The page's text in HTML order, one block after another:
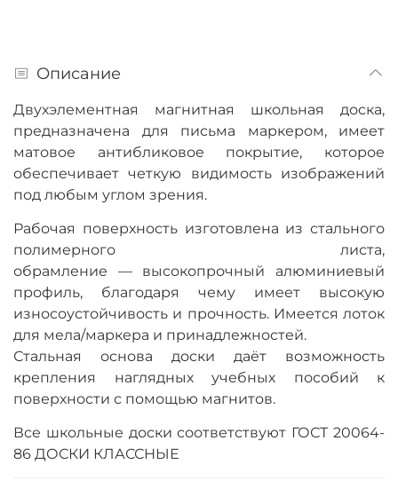
Описание
Двухэлементная магнитная школьная доска,
предназначена для письма маркером, имеет
матовое антибликовое покрытие, которое
обеспечивает четкую видимость изображений
под любым углом зрения.
Рабочая поверхность изготовлена из стального
полимерного листа,
обрамление — высокопрочный алюминиевый
профиль, благодаря чему имеет высокую
износоустойчивость и прочность. Имеется лоток
для мела/маркера и принадлежностей.
Стальная основа доски даёт возможность
крепления наглядных учебных пособий к
поверхности с помощью магнитов.
Все школьные доски соответствуют ГОСТ 20064-
86 ДОСКИ КЛАССНЫЕ